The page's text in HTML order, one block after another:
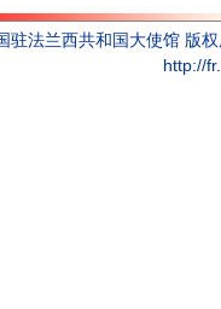
驻法兰西共和国大使馆 版
http://